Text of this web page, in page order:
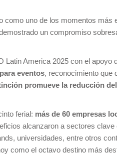
como uno de los momentos más
un compromiso
Latin America 2025 con el apoyo
para eventos, reconocimiento que
promueve la reducción
ferial: más de 60 empresas
alcanzaron a sectores
universidades, entre otros
como el octavo destino más